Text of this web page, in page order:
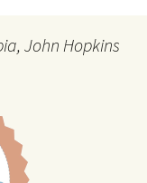
John Hopkins